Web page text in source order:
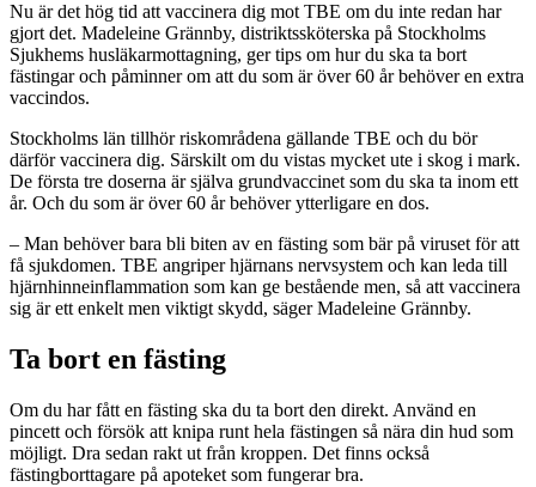
Nu är det hög tid att vaccinera dig mot TBE om du inte redan har
gjort det. Madeleine Grännby, distriktssköterska på Stockholms
Sjukhems husläkarmottagning, ger tips om hur du ska ta bort
fästingar och påminner om att du som är över 60 år behöver en extra
vaccindos.
Stockholms län tillhör riskområdena gällande TBE och du bör
därför vaccinera dig. Särskilt om du vistas mycket ute i skog i mark.
De första tre doserna är själva grundvaccinet som du ska ta inom ett
år. Och du som är över 60 år behöver ytterligare en dos.
– Man behöver bara bli biten av en fästing som bär på viruset för att
få sjukdomen. TBE angriper hjärnans nervsystem och kan leda till
hjärnhinneinflammation som kan ge bestående men, så att vaccinera
sig är ett enkelt men viktigt skydd, säger Madeleine Grännby.
Ta bort en fästing
Om du har fått en fästing ska du ta bort den direkt. Använd en
pincett och försök att knipa runt hela fästingen så nära din hud som
möjligt. Dra sedan rakt ut från kroppen. Det finns också
fästingborttagare på apoteket som fungerar bra.